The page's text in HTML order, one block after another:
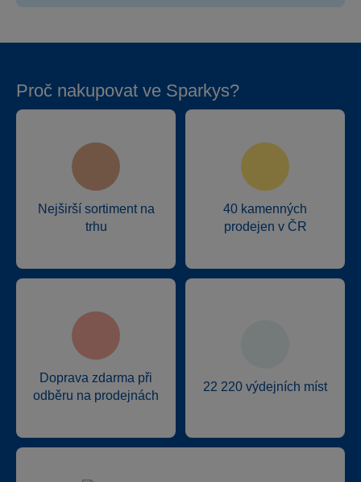
Proč nakupovat ve Sparkys?
Nejširší sortiment na
trhu
40 kamenných
prodejen v ČR
Doprava zdarma při
odběru na prodejnách
22 220 výdejních míst